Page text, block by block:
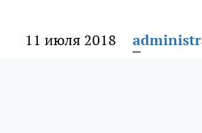
11 июля 2018